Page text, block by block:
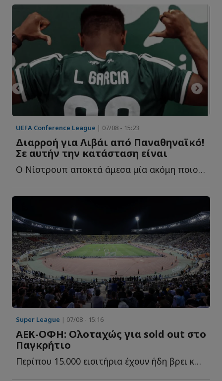
UEFA Conference League | 07/08 - 15:23
Διαρροή για Λιβάι από Παναθηναϊκό!
Σε αυτήν την κατάσταση είναι
Ο Νίστρουπ αποκτά άμεσα μία ακόμη ποιοτική λύση ενόψει ε...
Super League | 07/08 - 15:16
ΑΕΚ-ΟΦΗ: Ολοταχώς για sold out στο
Παγκρήτιο
Περίπου 15.000 εισιτήρια έχουν ήδη βρει κατόχους για τη μ...